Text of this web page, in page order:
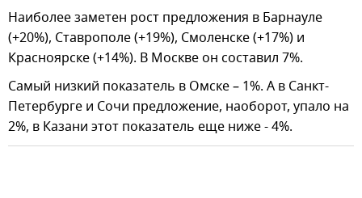
Наиболее заметен рост предложения в Барнауле
(+20%), Ставрополе (+19%), Смоленске (+17%) и
Красноярске (+14%). В Москве он составил 7%.
Самый низкий показатель в Омске – 1%. А в Санкт-
Петербурге и Сочи предложение, наоборот, упало на
2%, в Казани этот показатель еще ниже - 4%.